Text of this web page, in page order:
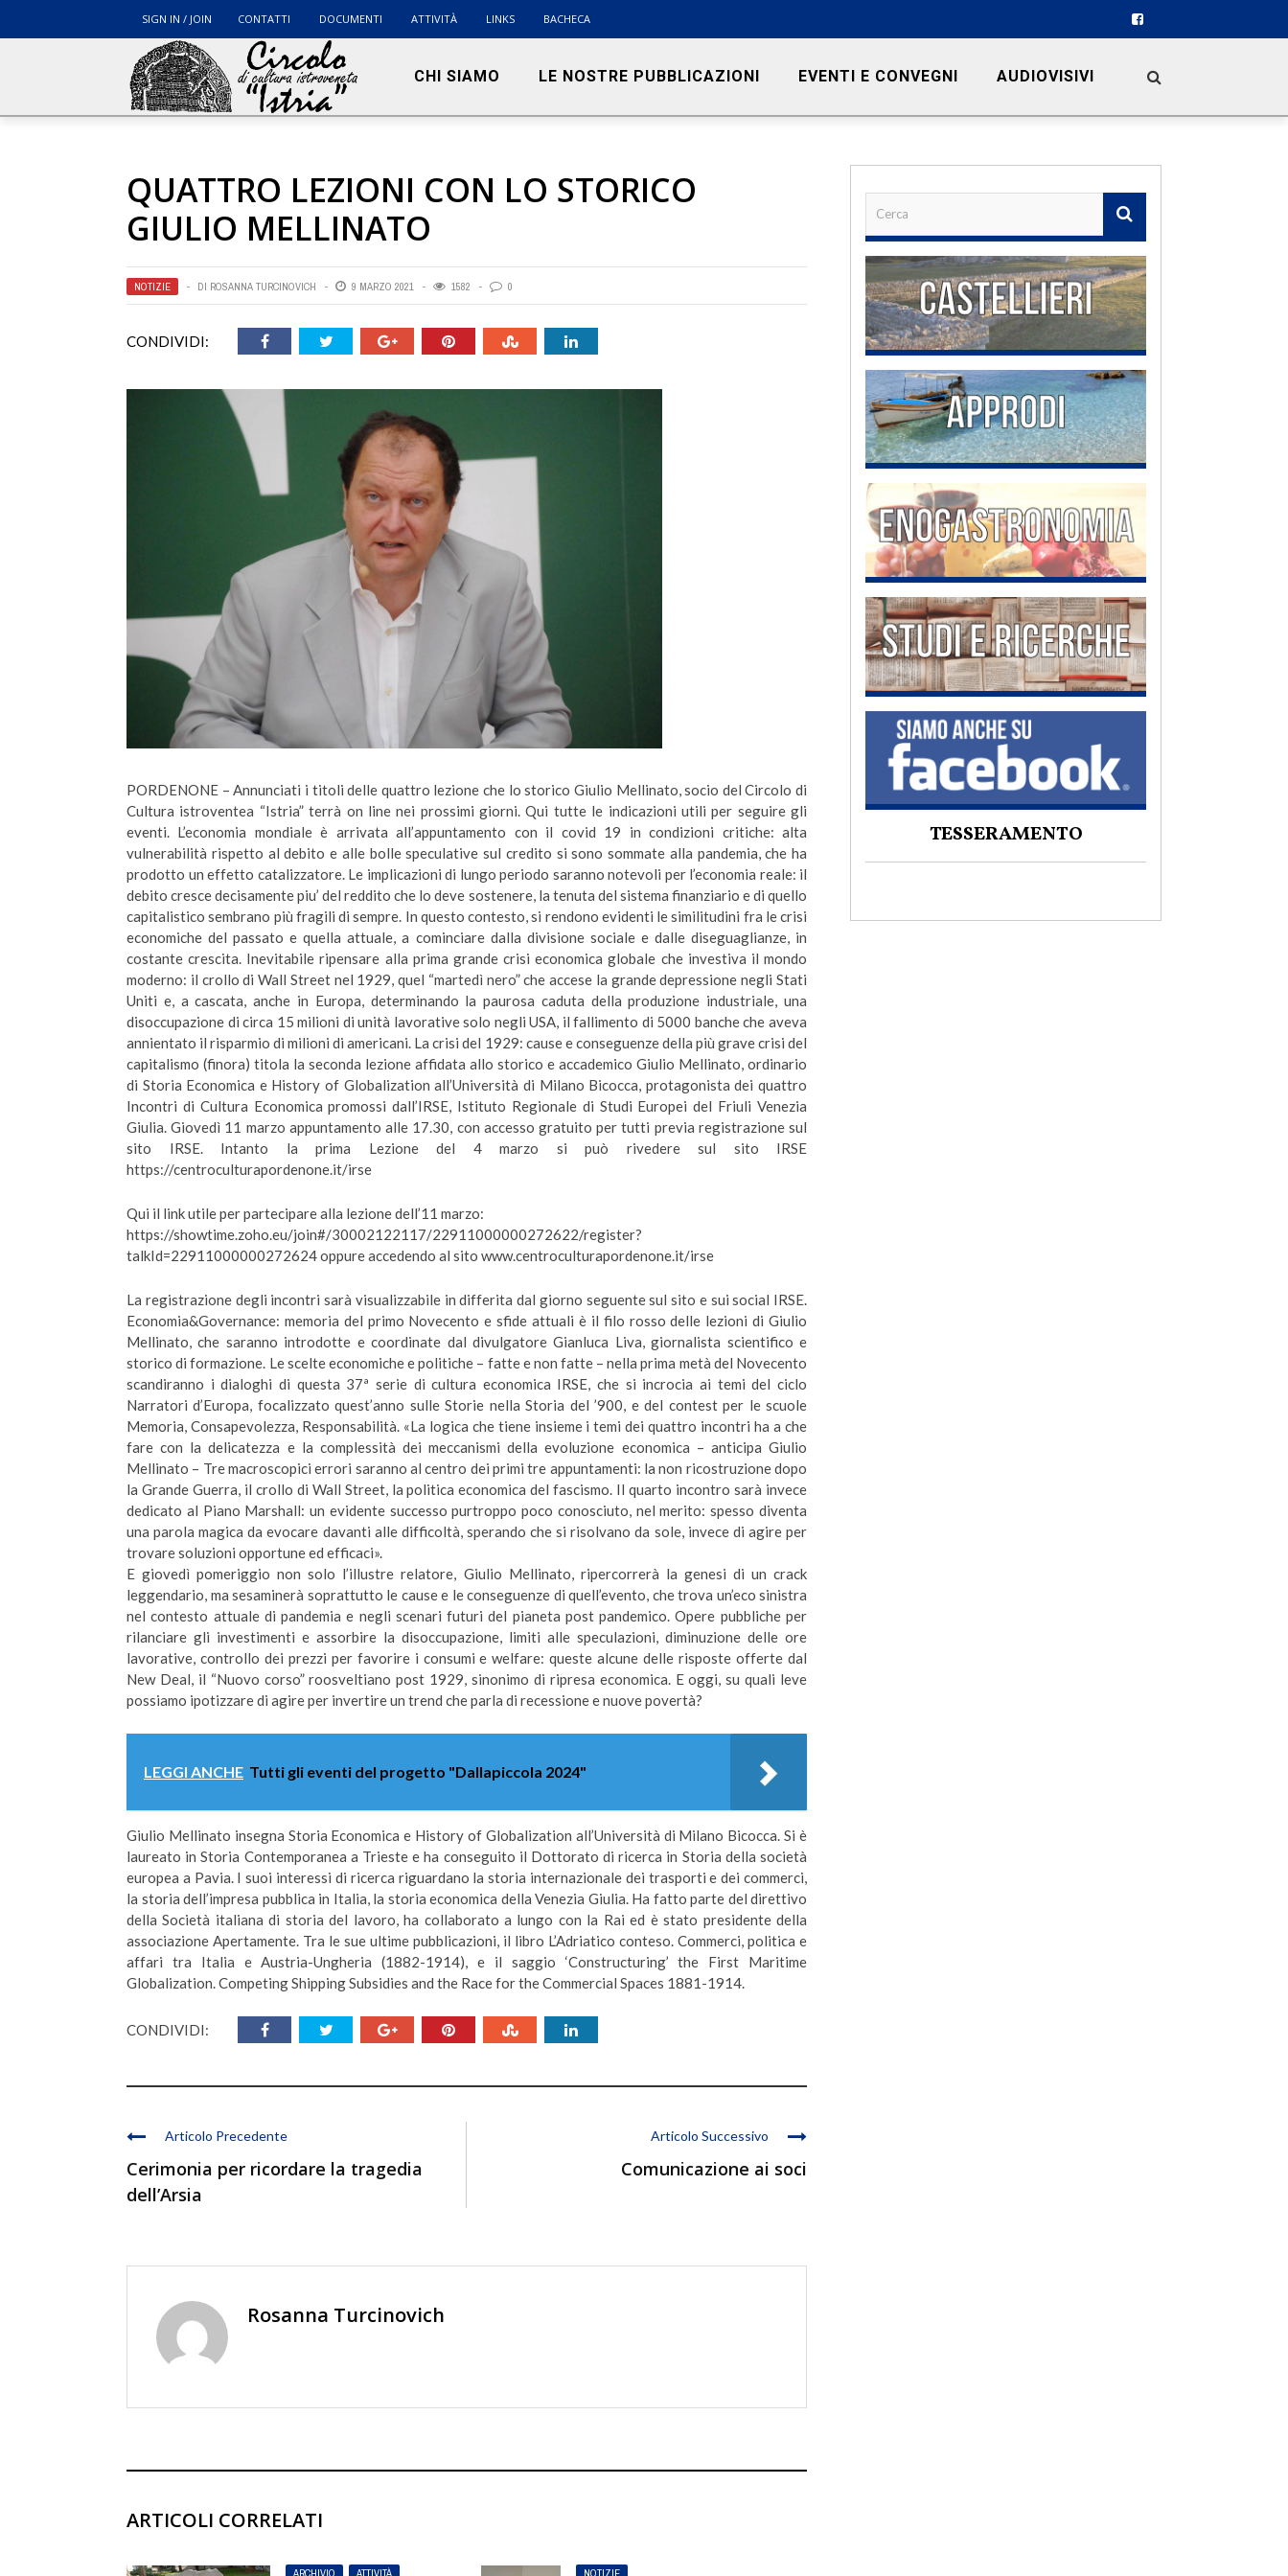
SIGN IN / JOIN CONTATTI DOCUMENTI ATTIVITÀ LINKS BACHECA
CHI SIAMO LE NOSTRE PUBBLICAZIONI EVENTI E CONVEGNI AUDIOVISIVI
QUATTRO LEZIONI CON LO STORICO
GIULIO MELLINATO
NOTIZIE DI ROSANNA TURCINOVICH 9 MARZO 2021 1582 0
CONDIVIDI:
PORDENONE – Annunciati i titoli delle quattro lezione che lo storico Giulio Mellinato, socio del Circolo di
Cultura istroventea “Istria” terrà on line nei prossimi giorni. Qui tutte le indicazioni utili per seguire gli
eventi. L’economia mondiale è arrivata all’appuntamento con il covid 19 in condizioni critiche: alta
vulnerabilità rispetto al debito e alle bolle speculative sul credito si sono sommate alla pandemia, che ha
prodotto un effetto catalizzatore. Le implicazioni di lungo periodo saranno notevoli per l’economia reale: il
debito cresce decisamente piu’ del reddito che lo deve sostenere, la tenuta del sistema finanziario e di quello
capitalistico sembrano più fragili di sempre. In questo contesto, si rendono evidenti le similitudini fra le crisi
economiche del passato e quella attuale, a cominciare dalla divisione sociale e dalle diseguaglianze, in
costante crescita. Inevitabile ripensare alla prima grande crisi economica globale che investiva il mondo
moderno: il crollo di Wall Street nel 1929, quel “martedì nero” che accese la grande depressione negli Stati
Uniti e, a cascata, anche in Europa, determinando la paurosa caduta della produzione industriale, una
disoccupazione di circa 15 milioni di unità lavorative solo negli USA, il fallimento di 5000 banche che aveva
annientato il risparmio di milioni di americani. La crisi del 1929: cause e conseguenze della più grave crisi del
capitalismo (finora) titola la seconda lezione affidata allo storico e accademico Giulio Mellinato, ordinario
di Storia Economica e History of Globalization all’Università di Milano Bicocca, protagonista dei quattro
Incontri di Cultura Economica promossi dall’IRSE, Istituto Regionale di Studi Europei del Friuli Venezia
Giulia. Giovedì 11 marzo appuntamento alle 17.30, con accesso gratuito per tutti previa registrazione sul
sito IRSE. Intanto la prima Lezione del 4 marzo si può rivedere sul sito IRSE
https://centroculturapordenone.it/irse
Qui il link utile per partecipare alla lezione dell’11 marzo:
https://showtime.zoho.eu/join#/30002122117/22911000000272622/register?
talkId=22911000000272624 oppure accedendo al sito www.centroculturapordenone.it/irse
La registrazione degli incontri sarà visualizzabile in differita dal giorno seguente sul sito e sui social IRSE.
Economia&Governance: memoria del primo Novecento e sfide attuali è il filo rosso delle lezioni di Giulio
Mellinato, che saranno introdotte e coordinate dal divulgatore Gianluca Liva, giornalista scientifico e
storico di formazione. Le scelte economiche e politiche – fatte e non fatte – nella prima metà del Novecento
scandiranno i dialoghi di questa 37ª serie di cultura economica IRSE, che si incrocia ai temi del ciclo
Narratori d’Europa, focalizzato quest’anno sulle Storie nella Storia del ’900, e del contest per le scuole
Memoria, Consapevolezza, Responsabilità. «La logica che tiene insieme i temi dei quattro incontri ha a che
fare con la delicatezza e la complessità dei meccanismi della evoluzione economica – anticipa Giulio
Mellinato – Tre macroscopici errori saranno al centro dei primi tre appuntamenti: la non ricostruzione dopo
la Grande Guerra, il crollo di Wall Street, la politica economica del fascismo. Il quarto incontro sarà invece
dedicato al Piano Marshall: un evidente successo purtroppo poco conosciuto, nel merito: spesso diventa
una parola magica da evocare davanti alle difficoltà, sperando che si risolvano da sole, invece di agire per
trovare soluzioni opportune ed efficaci».
E giovedì pomeriggio non solo l’illustre relatore, Giulio Mellinato, ripercorrerà la genesi di un crack
leggendario, ma sesaminerà soprattutto le cause e le conseguenze di quell’evento, che trova un’eco sinistra
nel contesto attuale di pandemia e negli scenari futuri del pianeta post pandemico. Opere pubbliche per
rilanciare gli investimenti e assorbire la disoccupazione, limiti alle speculazioni, diminuzione delle ore
lavorative, controllo dei prezzi per favorire i consumi e welfare: queste alcune delle risposte offerte dal
New Deal, il “Nuovo corso” roosveltiano post 1929, sinonimo di ripresa economica. E oggi, su quali leve
possiamo ipotizzare di agire per invertire un trend che parla di recessione e nuove povertà?
LEGGI ANCHE Tutti gli eventi del progetto "Dallapiccola 2024"
Giulio Mellinato insegna Storia Economica e History of Globalization all’Università di Milano Bicocca. Si è
laureato in Storia Contemporanea a Trieste e ha conseguito il Dottorato di ricerca in Storia della società
europea a Pavia. I suoi interessi di ricerca riguardano la storia internazionale dei trasporti e dei commerci,
la storia dell’impresa pubblica in Italia, la storia economica della Venezia Giulia. Ha fatto parte del direttivo
della Società italiana di storia del lavoro, ha collaborato a lungo con la Rai ed è stato presidente della
associazione Apertamente. Tra le sue ultime pubblicazioni, il libro L’Adriatico conteso. Commerci, politica e
affari tra Italia e Austria-Ungheria (1882-1914), e il saggio ‘Constructuring’ the First Maritime
Globalization. Competing Shipping Subsidies and the Race for the Commercial Spaces 1881-1914.
CONDIVIDI:
Articolo Precedente
Cerimonia per ricordare la tragedia
dell’Arsia
Articolo Successivo
Comunicazione ai soci
Rosanna Turcinovich
ARTICOLI CORRELATI
TESSERAMENTO